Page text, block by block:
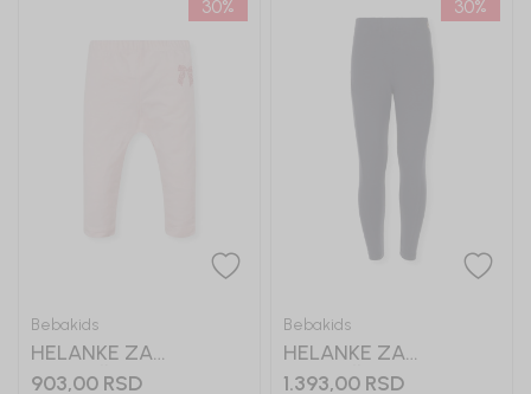
30%
Bebakids
HELANKE ZA
DEVOJČICE PIPPA
903,00 RSD
30%
Bebakids
HELANKE ZA
DEVOJČICE TEJA
1.393,00 RSD